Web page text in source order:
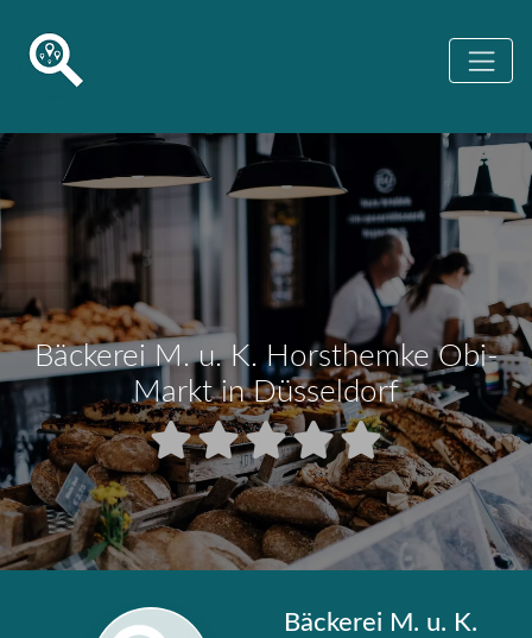
Bäckerei M. u. K. Horsthemke Obi-
Markt in Düsseldorf
Bäckerei M. u. K.